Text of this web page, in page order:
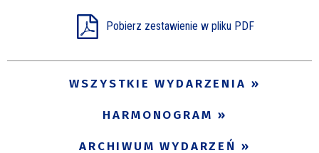
Pobierz zestawienie w pliku PDF
WSZYSTKIE WYDARZENIA
HARMONOGRAM
ARCHIWUM WYDARZEŃ